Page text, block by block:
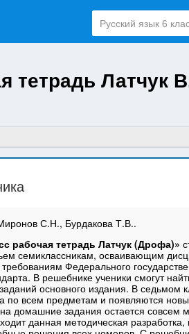
тетрадь Латчук
С.Н., Бурдакова Т.В..
рабочая тетрадь Латчук (Дрофа)»
семиклассникам, осваивающим
требованиям Федерального
В решебнике ученики смогут
основного издания. В седьмом
по всем предметам и появляются
домашние задания остается совсем
данная методическая разработка,